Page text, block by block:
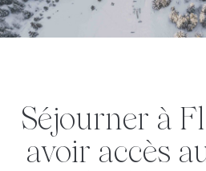
Séjourner à Flaine, c’est
avoir accès